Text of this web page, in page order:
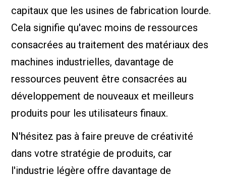
capitaux que les usines de fabrication lourde.
Cela signifie qu'avec moins de ressources
consacrées au traitement des matériaux des
machines industrielles, davantage de
ressources peuvent être consacrées au
développement de nouveaux et meilleurs
produits pour les utilisateurs finaux.
N'hésitez pas à faire preuve de créativité
dans votre stratégie de produits, car
l'industrie légère offre davantage de